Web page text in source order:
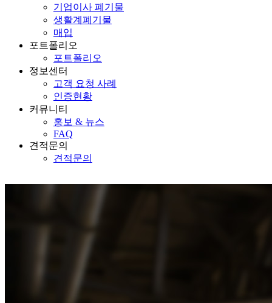
기업이사 폐기물
생활계폐기물
매입
포트폴리오
포트폴리오
정보센터
고객 요청 사례
인증현황
커뮤니티
홍보 & 뉴스
FAQ
견적문의
견적문의